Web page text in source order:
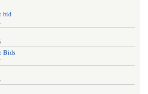
bid
Bids